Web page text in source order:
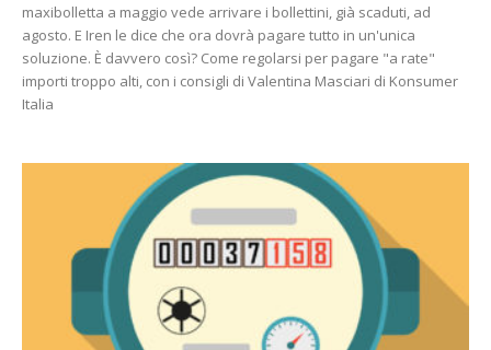
maxibolletta a maggio vede arrivare i bollettini, già scaduti, ad
agosto. E Iren le dice che ora dovrà pagare tutto in un'unica
soluzione. È davvero così? Come regolarsi per pagare "a rate"
importi troppo alti, con i consigli di Valentina Masciari di Konsumer
Italia